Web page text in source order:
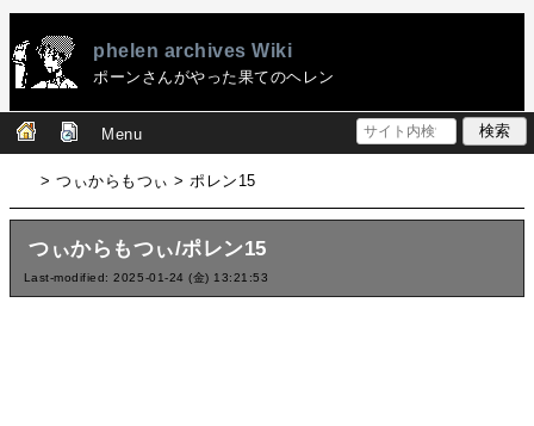
phelen archives Wiki
ポーンさんがやった果てのヘレン
Menu
> つぃからもつぃ > ポレン15
つぃからもつぃ/ポレン15
Last-modified: 2025-01-24 (金) 13:21:53